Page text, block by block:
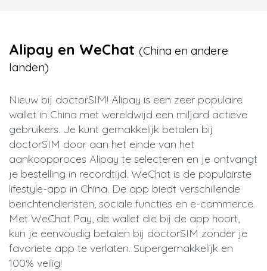
Alipay en WeChat (China en andere
landen)
Nieuw bij doctorSIM! Alipay is een zeer populaire
wallet in China met wereldwijd een miljard actieve
gebruikers. Je kunt gemakkelijk betalen bij
doctorSIM door aan het einde van het
aankoopproces Alipay te selecteren en je ontvangt
je bestelling in recordtijd. WeChat is de populairste
lifestyle-app in China. De app biedt verschillende
berichtendiensten, sociale functies en e-commerce.
Met WeChat Pay, de wallet die bij de app hoort,
kun je eenvoudig betalen bij doctorSIM zonder je
favoriete app te verlaten. Supergemakkelijk en
100% veilig!